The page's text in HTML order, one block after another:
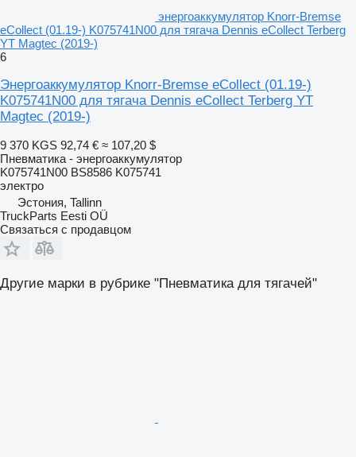
энергоаккумулятор Knorr-Bremse
eCollect (01.19-) K075741N00 для тягача Dennis eCollect Terberg
YT Magtec (2019-)
6
Энергоаккумулятор Knorr-Bremse eCollect (01.19-)
K075741N00 для тягача Dennis eCollect Terberg YT
Magtec (2019-)
9 370 KGS 92,74 € ≈ 107,20 $
Пневматика - энергоаккумулятор
K075741N00 BS8586 K075741
электро
Эстония, Tallinn
TruckParts Eesti OÜ
Связаться с продавцом
Другие марки в рубрике "Пневматика для тягачей"